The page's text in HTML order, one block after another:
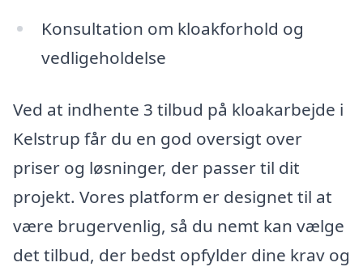
Konsultation om kloakforhold og
vedligeholdelse
Ved at indhente 3 tilbud på kloakarbejde i
Kelstrup får du en god oversigt over
priser og løsninger, der passer til dit
projekt. Vores platform er designet til at
være brugervenlig, så du nemt kan vælge
det tilbud, der bedst opfylder dine krav og